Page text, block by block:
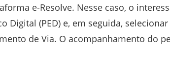
e-Resolve. Nesse caso, o
Digital (PED) e, em seguida,
de Via. O acompanhamento do